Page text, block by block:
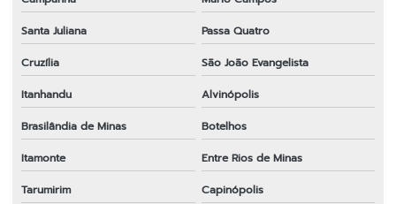
Santa Juliana
Passa Quatro
Cruzília
São João Evangelista
Itanhandu
Alvinópolis
Brasilândia de Minas
Botelhos
Itamonte
Entre Rios de Minas
Tarumirim
Capinópolis